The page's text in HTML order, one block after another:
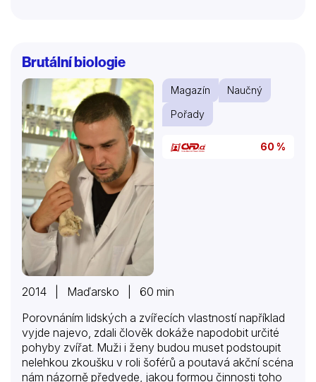
Brutální biologie
Magazín
Naučný
Pořady
60 %
2014 | Maďarsko | 60 min
Porovnáním lidských a zvířecích vlastností například
vyjde najevo, zdali člověk dokáže napodobit určité
pohyby zvířat. Muži i ženy budou muset podstoupit
nelehkou zkoušku v roli šoférů a poutavá akční scéna
nám názorně předvede, jakou formou činnosti toho